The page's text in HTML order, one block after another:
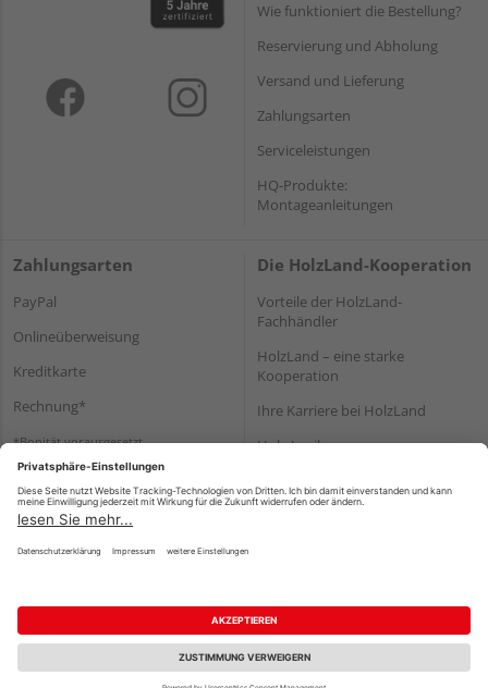
Wie funktioniert die Bestellung?
Reservierung und Abholung
Versand und Lieferung
Zahlungsarten
Serviceleistungen
HQ-Produkte:
Montageanleitungen
Zahlungsarten
PayPal
Onlineüberweisung
Kreditkarte
Rechnung*
*Bonität vorausgesetzt
Die HolzLand-Kooperation
Vorteile der HolzLand-
Fachhändler
HolzLand – eine starke
Kooperation
Ihre Karriere bei HolzLand
Holz-Lexikon
Impressum Datenschutz
Nutzungsbedingungen
Barrierefreiheitserklärung
Vertrag widerrufen